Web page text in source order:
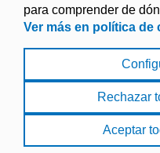
para comprender de
Ver más en política de
Rechazar
Aceptar
© 2023